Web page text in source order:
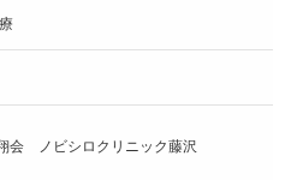
会 ノビシロクリニック藤沢